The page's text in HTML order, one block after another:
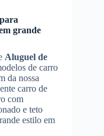
grande
Aluguel de
de carro
da nossa
carro de
com
e teto
estilo em